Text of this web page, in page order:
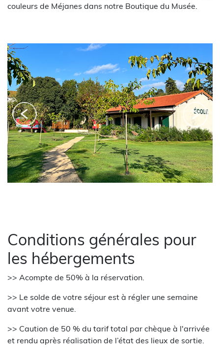
couleurs de Méjanes dans notre Boutique du Musée.
Conditions générales pour
les hébergements
>> Acompte de 50% à la réservation.
>> Le solde de votre séjour est à régler une semaine
avant votre venue.
>> Caution de 50 % du tarif total par chèque à l'arrivée
et rendu après réalisation de l’état des lieux de sortie.